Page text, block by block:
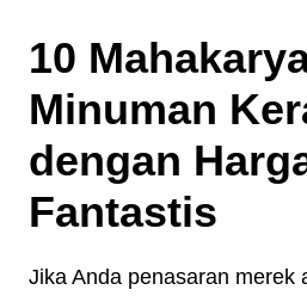
10
Minuman
dengan
Fantastis
Jika Anda penasaran merek